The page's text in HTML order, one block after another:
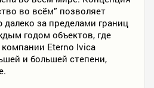
во всём” позволяет
за пределами границ
годом объектов, где
Eterno Ivica
и большей степени,